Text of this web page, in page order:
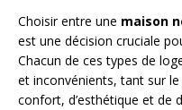
Choisir entre une maison
est une décision cruciale
Chacun de ces types de
et inconvénients, tant sur
confort, d’esthétique et de